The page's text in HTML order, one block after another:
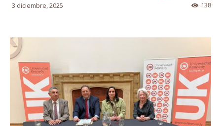
3 diciembre, 2025 138